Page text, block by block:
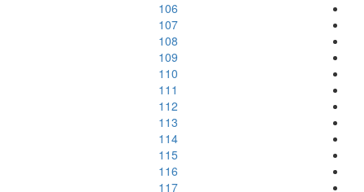
106
107
108
109
110
111
112
113
114
115
116
117